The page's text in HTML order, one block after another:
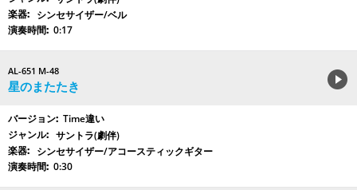
シンセサイザー/ベル
0:17
AL-651 M-48
星のまたたき
Time違い
サントラ(劇伴)
シンセサイザー/アコースティックギター
0:30